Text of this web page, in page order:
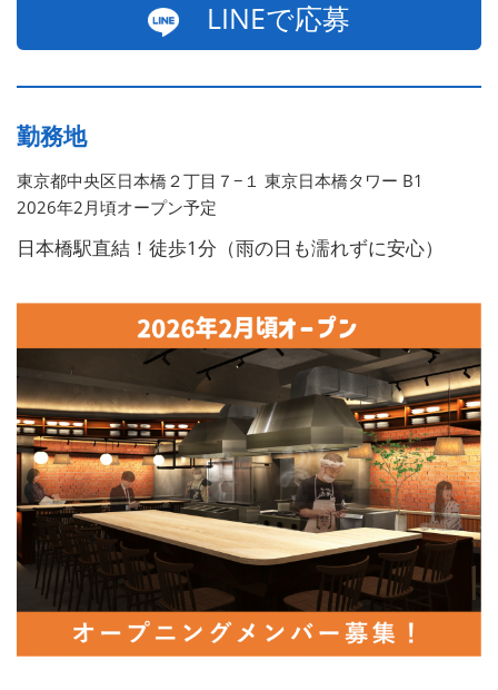
LINEで応募
勤務地
東京都中央区日本橋２丁目７−１ 東京日本橋タワー B1
2026年2月頃オープン予定
日本橋駅直結！徒歩1分（雨の日も濡れずに安心）